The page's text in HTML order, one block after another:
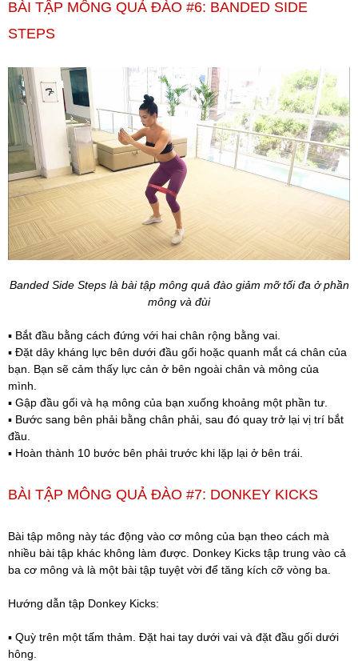
BÀI TẬP MÔNG QUẢ ĐÀO #6: BANDED SIDE
STEPS
Banded Side Steps là bài tập mông quả đào giảm mỡ tối đa ở phần
mông và đùi
▪️ Bắt đầu bằng cách đứng với hai chân rộng bằng vai.
▪️ Đặt dây kháng lực bên dưới đầu gối hoặc quanh mắt cá chân của
bạn. Bạn sẽ cảm thấy lực cản ở bên ngoài chân và mông của
mình.
▪️ Gập đầu gối và hạ mông của bạn xuống khoảng một phần tư.
▪️ Bước sang bên phải bằng chân phải, sau đó quay trở lại vị trí bắt
đầu.
▪️ Hoàn thành 10 bước bên phải trước khi lặp lại ở bên trái.
BÀI TẬP MÔNG QUẢ ĐÀO #7: DONKEY KICKS
Bài tập mông này tác động vào cơ mông của bạn theo cách mà
nhiều bài tập khác không làm được. Donkey Kicks tập trung vào cả
ba cơ mông và là một bài tập tuyệt vời để tăng kích cỡ vòng ba.
Hướng dẫn tập Donkey Kicks:
▪️ Quỳ trên một tấm thảm. Đặt hai tay dưới vai và đặt đầu gối dưới
hông.